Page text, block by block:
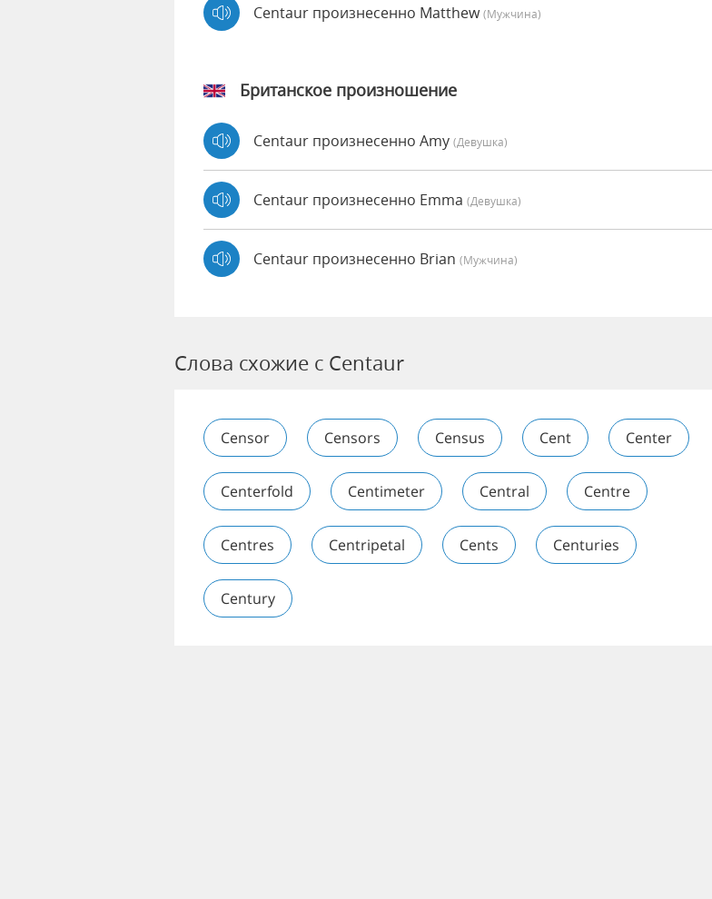
Centaur произнесенно Matthew(мужчина)
Британское произношение
Centaur произнесенно Amy (девушка)
Centaur произнесенно Emma (девушка)
Centaur произнесенно Brian (мужчина)
Слова схожие с Centaur
Censor Censors Census Cent Center
Centerfold Centimeter Central Centre
Centres Centripetal Cents Centuries
Century